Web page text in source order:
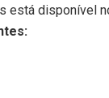
está disponível